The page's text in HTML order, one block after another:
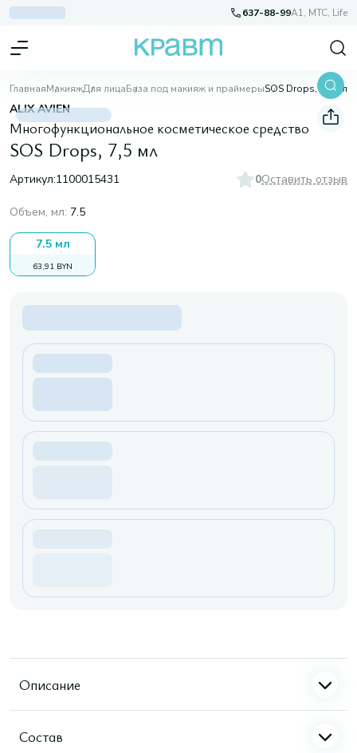
637-88-99A1, МТС, Life
ГлавнаяМакияжДля лицаБаза под макияж и праймерыSOS Drops, 7,5 мл
ALIX AVIEN
Многофункциональное косметическое средство
SOS Drops, 7,5 мл
Артикул:1100015431 0Оставить отзыв
Объем, мл: 7.5
7.5 мл
63,91 BYN
Описание
Состав